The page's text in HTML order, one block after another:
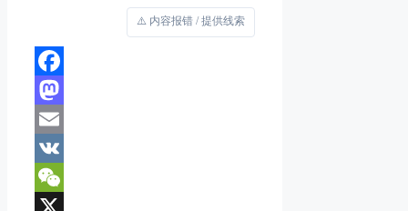
⚠️ 内容报错 / 提供线索
Facebook
Mastodon
Email
VK
WeChat